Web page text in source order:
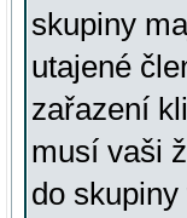
skupiny
utajené
zařazení
musí vaši
do